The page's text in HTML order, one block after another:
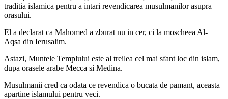
traditia islamica pentru a intari revendicarea musulmanilor asupra
orasului.
El a declarat ca Mahomed a zburat nu in cer, ci la moscheea Al-
Aqsa din Ierusalim.
Astazi, Muntele Templului este al treilea cel mai sfant loc din islam,
dupa orasele arabe Mecca si Medina.
Musulmanii cred ca odata ce revendica o bucata de pamant, aceasta
apartine islamului pentru veci.